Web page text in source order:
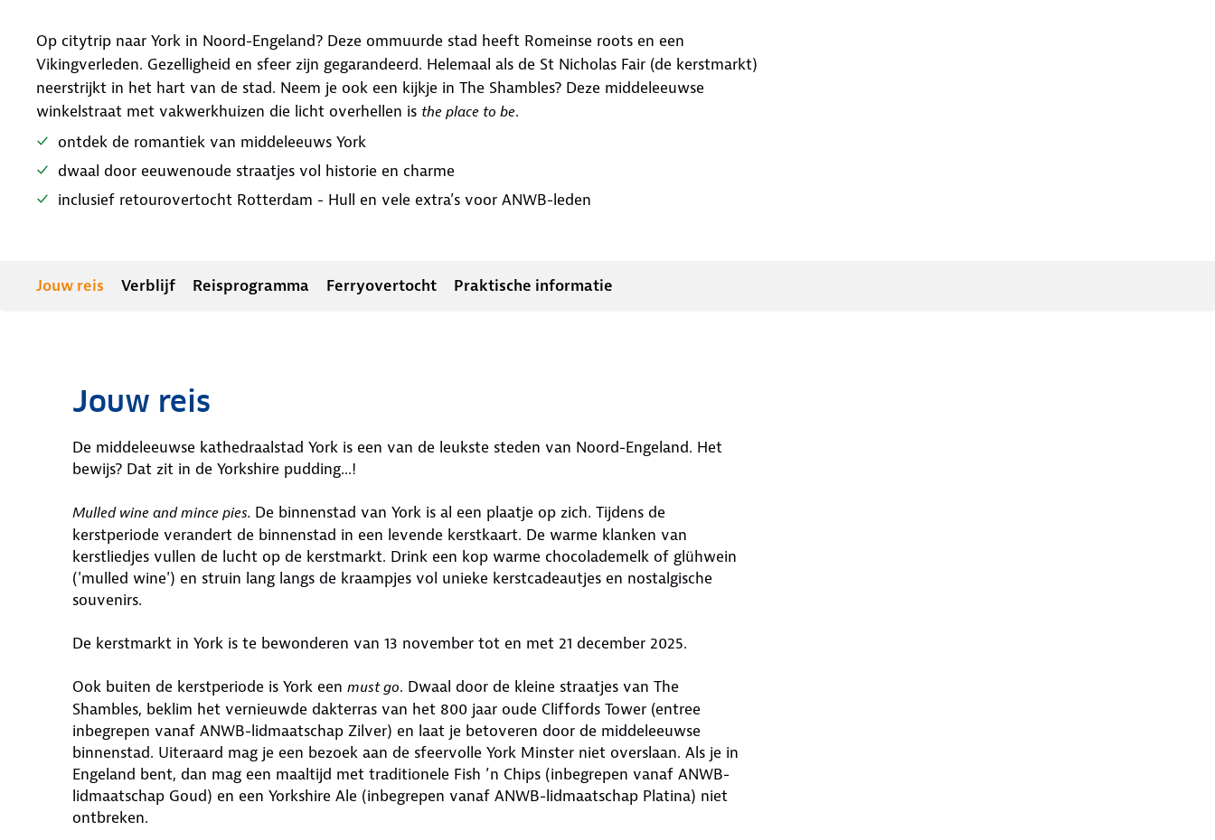
Op citytrip naar York in Noord-Engeland? Deze ommuurde stad heeft Romeinse roots en een
Vikingverleden. Gezelligheid en sfeer zijn gegarandeerd. Helemaal als de St Nicholas Fair (de kerstmarkt)
neerstrijkt in het hart van de stad. Neem je ook een kijkje in The Shambles? Deze middeleeuwse
winkelstraat met vakwerkhuizen die licht overhellen is the place to be.
ontdek de romantiek van middeleeuws York
dwaal door eeuwenoude straatjes vol historie en charme
inclusief retourovertocht Rotterdam - Hull en vele extra’s voor ANWB-leden
Jouw reis Verblijf Reisprogramma Ferryovertocht Praktische informatie
Jouw reis
De middeleeuwse kathedraalstad York is een van de leukste steden van Noord-Engeland. Het
bewijs? Dat zit in de Yorkshire pudding...!
Mulled wine and mince pies. De binnenstad van York is al een plaatje op zich. Tijdens de
kerstperiode verandert de binnenstad in een levende kerstkaart. De warme klanken van
kerstliedjes vullen de lucht op de kerstmarkt. Drink een kop warme chocolademelk of glühwein
('mulled wine') en struin lang langs de kraampjes vol unieke kerstcadeautjes en nostalgische
souvenirs.
De kerstmarkt in York is te bewonderen van 13 november tot en met 21 december 2025.
Ook buiten de kerstperiode is York een must go. Dwaal door de kleine straatjes van The
Shambles, beklim het vernieuwde dakterras van het 800 jaar oude Cliffords Tower (entree
inbegrepen vanaf ANWB-lidmaatschap Zilver) en laat je betoveren door de middeleeuwse
binnenstad. Uiteraard mag je een bezoek aan de sfeervolle York Minster niet overslaan. Als je in
Engeland bent, dan mag een maaltijd met traditionele Fish ’n Chips (inbegrepen vanaf ANWB-
lidmaatschap Goud) en een Yorkshire Ale (inbegrepen vanaf ANWB-lidmaatschap Platina) niet
ontbreken.